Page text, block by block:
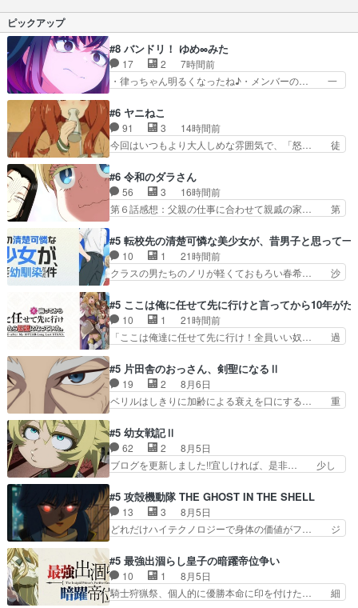
ピックアップ
#8 バンドリ！ ゆめ∞みた
17 2
7時間前
・律っちゃん明るくなったね♪・メンバーの… 一
はあなたが嫌いなんです」「バンドやめ… 何が起
きているのか！？次週、みゅーたいぷ… ビオラ
様、律ちゃんを奪うのではなく敢えて… 助けたい
気持ちはあるでも、それだけじゃど… あられ等の
イベント発生かなっと思ったけ… ようやくバンド
の中での深い対話やそこから… ああいうのまとめ
動画って言うんですか？あ…
#6 ヤニねこ
91 3
14時間前
今回はいつもより大人しめな雰囲気で、「怒… 徒
は、アルねこ面白い！突き当たりを右で… アルね
こちゃんが無事で良かった。江の島ま… アルねこ
がトイレに向かった先が出口越えて… ペンペンね
この俗っぽさがまじでおもしろか… 前の話に「獣
れると信じて欲に塗れた獣人… ♥︎⁡ꔛアルにゃん。
みたら、描きたくなっ… 最近雰囲気変わってきた
な…江ノ島を聖地巡…
#6 令和のダラさん
56 3
16時間前
第６話感想：父親の仕事に合わせて親戚の家… 第
というか、『激昂無頼!!ガン・バ… 折角オカルト
ものの雰囲気だったのにEDが… 小5男子に理想の
ご近所さん♡こんな姿でビ… 足らん、足らんぞぉ
ぉぉ!!!特に透過光と… 超常の存在を信じる日向と
いうことだった… もしかしてもしかしてが全てあ
りまして『お… 『過去回想①』しっかり男の子系
趣味の薫◎…
#5 転校先の清楚可憐な美少女が、昔男子と思って一
10 1
21時間前
クラスの男たちのノリが軽くておもろい春希… 沙
もちゃんが透けブラしててびっくりして… レベル
のキャラが登場。相変わらず顔や体の… 隼人が春
希の級友を巻き込んだイジりに動じ… 第５話を
U-NEXTで視聴しました。視聴… ラブコメで天然
す隼人を見てなぜか不安に… 無理なダイエットは
禁物だけど、なかなか結… 「これからもお手入
れ、がんばりゅ」ありが…
#5 ここは俺に任せて先に行けと言ってから10年が
10 1
21時間前
「ここは俺達に任せて先に行け！全員いい奴… 過
鈴奈（@0suzuna0）が【マリー… 村ごと乗っ取
られてたら流石に気付かないか… 《漫画版少し読
んだことある》エリックとゴ… ロックは敵に容赦
無くブスっといくから気持… 勇者パーティー再結
構エグいことするよな… ねぇ猫耳ガール、敵の根
城に乗り込む事を同… 世もや替えが利くと復活P
とは？！もう来週…
#5 片田舎のおっさん、剣聖になるⅡ
19 2
8月6日
ベリルはしきりに加齢による衰えを口にする… 重
んじゃないですか。魔物の群を発見した… アマプ
ラにて視聴終わり！サーベルボア討伐… を言い訳
にしたくないものですねwボア狩り… 先生として
のベリルが好きだけど、今回みた… 4人だけでサ
ーベルボアが暴れてると聞い… ちょっと年齢の事
を言いすぎとゆーか言い訳… ベリルの母もやはり
只者じゃなかったかベリ…
#5 幼女戦記Ⅱ
62 2
8月5日
ブログを更新しました!!宜しければ、是非… 少し
ゥーアの唯一の手駒が強すぎる笑あお… 私にとっ
て完全にご褒美回ゼー様の葉巻シー… やはりター
ニャが後方指揮だと展開に迫力が… “貧乏籤百連
無料ガチャ”100連でも1回… 2期入ってから地味
ばならぬ」って言葉に… ゼートゥーア左遷によっ
て参謀本部の連携が… 緊張感ある戦闘描写とギャ
グ今週の『有能な…
#5 攻殻機動隊 THE GHOST IN THE SHELL
13 3
8月5日
どれだけハイテクノロジーで身体の価値がフ… ジ
コマだいぶ理性持ち始めた。この世界の… 原作読
んだのもう何年も前なのに、覚えてる… コイルの
汚職を突き止めるべくバトーの指導… やまとん1
号はどこの部分で使うのだろう？… 日本とロシア
#5 最強出涸らし皇子の暗躍帝位争い
10 1
8月5日
騎士狩猟祭、個人的に優勝本命に印を付けた… 細